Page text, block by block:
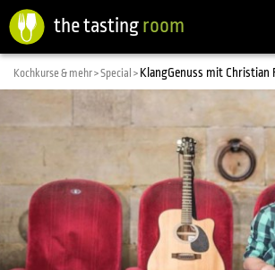
the tasting room
Kochkurse & mehr >Special > KlangGenuss mit Christian